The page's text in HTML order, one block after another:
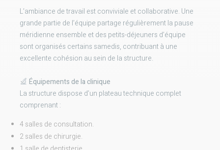
L’ambiance de travail est conviviale et collaborative. Une
grande partie de l’équipe partage régulièrement la pause
méridienne ensemble et des petits-déjeuners d’équipe
sont organisés certains samedis, contribuant à une
excellente cohésion au sein de la structure.
Équipements de la clinique
La structure dispose d’un plateau technique complet
comprenant :
4 salles de consultation.
2 salles de chirurgie.